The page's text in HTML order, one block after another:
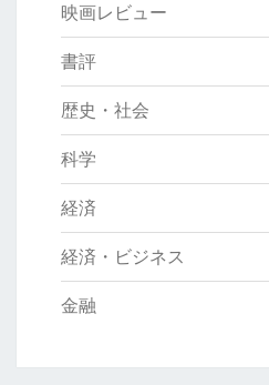
映画レビュー
書評
歴史・社会
科学
経済
経済・ビジネス
金融